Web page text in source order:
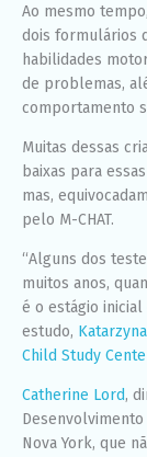
Ao mesmo
dois formulários
habilidades
de problemas,
comportamento
Muitas dessas
baixas para
mas,
pelo M-CHAT.
“Alguns dos
muitos anos,
é o estágio
estudo,
Child Study
Catherine Lord,
Nova York, que